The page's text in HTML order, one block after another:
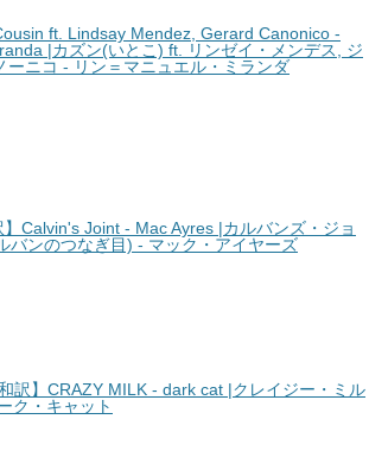
ft. Lindsay Mendez, Gerard Canonico -
|カズン(いとこ) ft. リンゼイ・メンデス, ジ
ーニコ - リン＝マニュエル・ミランダ
】Calvin's Joint - Mac Ayres |カルバンズ・ジョ
バンのつなぎ目) - マック・アイヤーズ
和訳】CRAZY MILK - ​dark cat |クレイジー・ミル
ク・キャット